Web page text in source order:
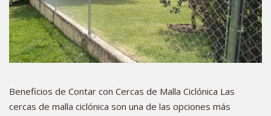
Beneficios de Contar con Cercas de Malla Ciclónica Las
cercas de malla ciclónica son una de las opciones más